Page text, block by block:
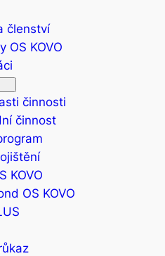
členství
OS KOVO
činnosti
činnost
KOVO
OS KOVO